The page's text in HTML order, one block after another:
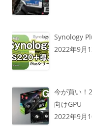
Synology
2022年9月
今が買い！
向けGPU
2022年9月